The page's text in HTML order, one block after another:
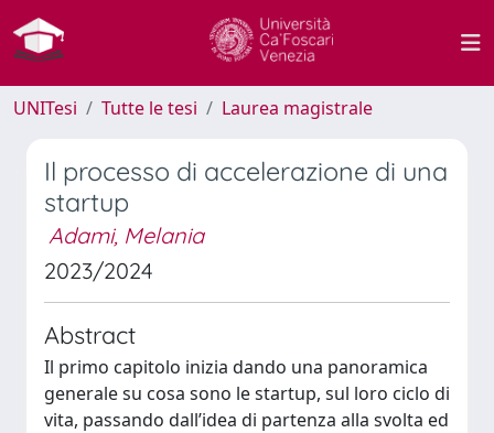
UNITesi Tutte le tesi Laurea magistrale
Il processo di accelerazione di una
startup
Adami, Melania
2023/2024
Abstract
Il primo capitolo inizia dando una panoramica
generale su cosa sono le startup, sul loro ciclo di
vita, passando dall’idea di partenza alla svolta ed